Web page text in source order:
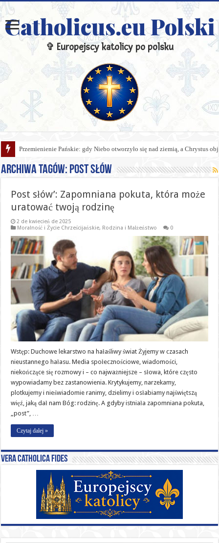
Catholicus.eu Polski
✞ Europejscy katolicy po polsku
Przemienienie Pańskie: gdy Niebo otworzyło się nad ziemią, a Chrystus
Archiwa tagów: Post słów
Post słów’: Zapomniana pokuta, która może
uratować twoją rodzinę
2 de kwiecień de 2025
Moralność i Życie Chrześcijańskie, Rodzina i Małżeństwo 0
Wstęp: Duchowe lekarstwo na hałaśliwy świat Żyjemy w czasach
nieustannego hałasu. Media społecznościowe, wiadomości,
niekończące się rozmowy i – co najważniejsze – słowa, które często
wypowiadamy bez zastanowienia. Krytykujemy, narzekamy,
plotkujemy i nieświadomie ranimy, dzielimy i osłabiamy najświętszą
więź, jaką dał nam Bóg: rodzinę. A gdyby istniała zapomniana pokuta,
„post”, …
Czytaj dalej »
Vera catholica fides